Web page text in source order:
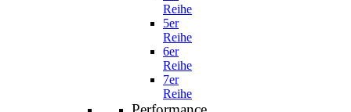
Reihe
5er
Reihe
6er
Reihe
7er
Reihe